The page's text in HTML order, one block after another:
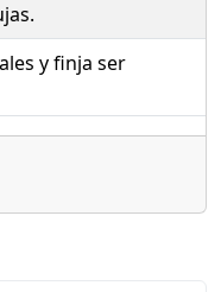
y finja ser